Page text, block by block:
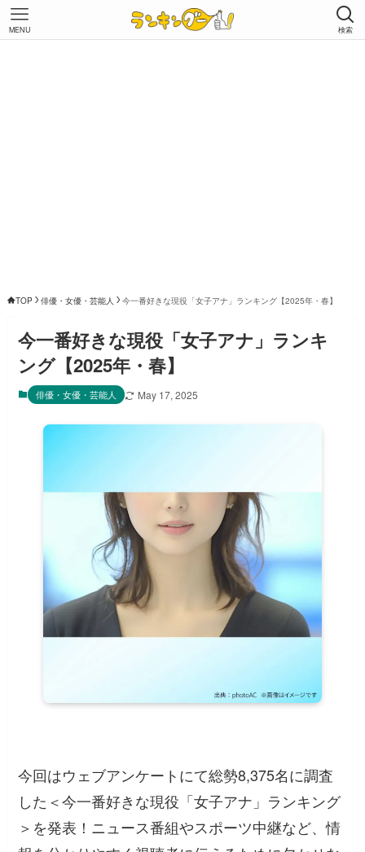
検索
MENU
TOP 俳優・女優・芸能人 今一番好きな現役「女子アナ」ランキング【2025年・春】
今一番好きな現役「女子アナ」ランキ
ング【2025年・春】
俳優・女優・芸能人 May 17, 2025
今回はウェブアンケートにて総勢8,375名に調査
した＜今一番好きな現役「女子アナ」ランキング
＞を発表！ニュース番組やスポーツ中継など、情